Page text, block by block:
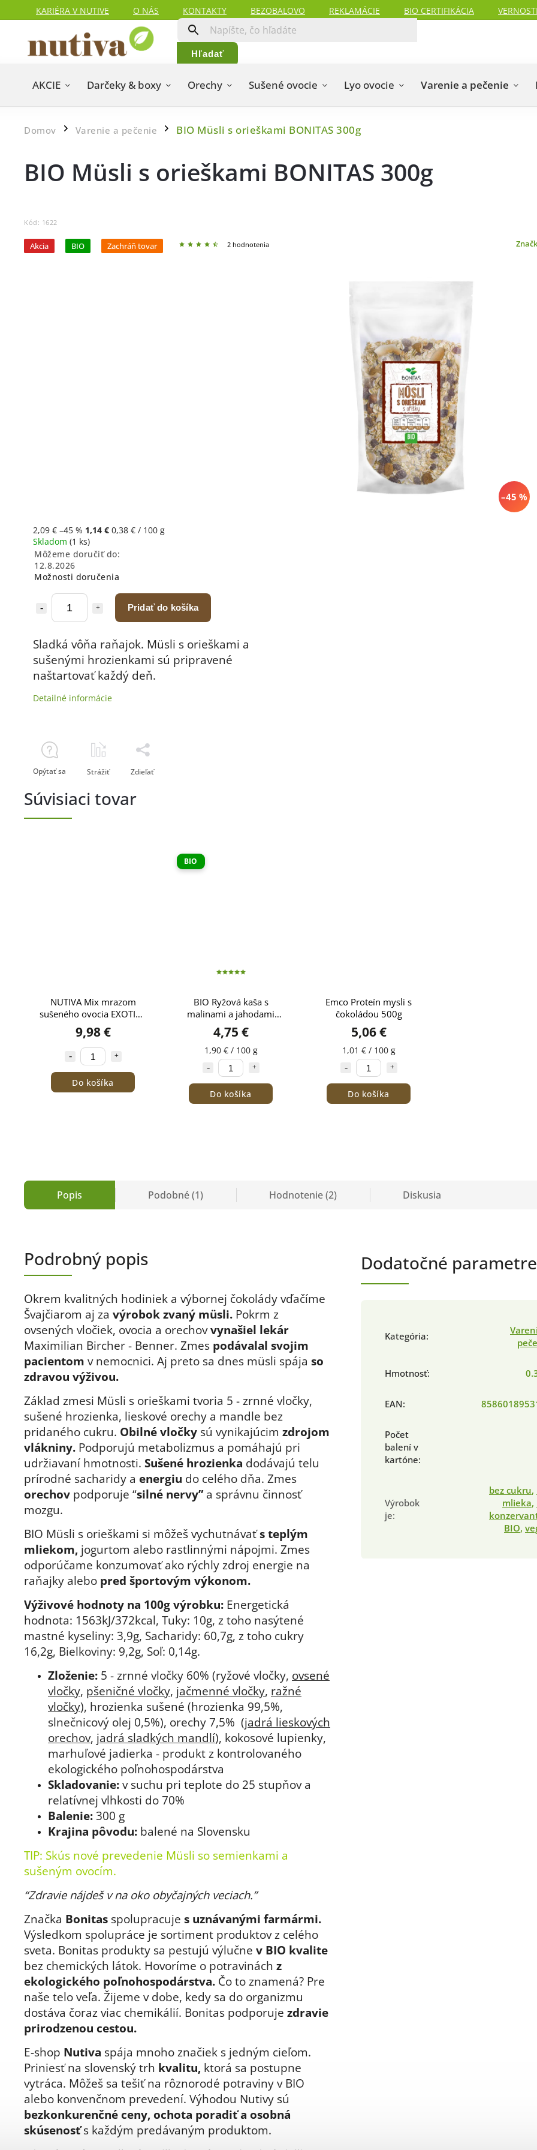
KARIÉRA V NUTIVE O NÁS KONTAKTY BEZOBALOVO REKLAMÁCIE BIO CERTIFIKÁCIA
HODNOTENIA ZÁKAZNÍKOV
MAPA SERVERU
Hľadať
AKCIE Darčeky & boxy Orechy Sušené ovocie Lyo ovocie Varenie a pečenie
Domov / Varenie a pečenie / BIO Müsli s orieškami BONITAS 300g
BIO Müsli s orieškami BONITAS 300g
Kód: 1622
Akcia BIO Zachráň tovar 2 hodnotenia
–45 %
2,09 € –45 % 1,14 € 0,38 € / 100 g
Skladom (1 ks)
Môžeme doručiť do:
12.8.2026
Možnosti doručenia
Pridať do košíka
Sladká vôňa raňajok. Müsli s orieškami a
sušenými hrozienkami sú pripravené
naštartovať každý deň.
Detailné informácie
Opýtať sa Strážiť Zdieľať
Súvisiaci tovar
NUTIVA Mix mrazom
sušeného ovocia EXOTIKA
100g
9,98 €
Do košíka
BIO
BIO Ryžová kaša s
malinami a jahodami
BONITAS 250g
4,75 €
1,90 € / 100 g
Do košíka
Emco Proteín mysli s
čokoládou 500g
5,06 €
1,01 € / 100 g
Do košíka
Popis Podobné (1) Hodnotenie (2) Diskusia
Podrobný popis
Okrem kvalitných hodiniek a výbornej čokolády vďačíme
Švajčiarom aj za výrobok zvaný müsli. Pokrm z
ovsených vločiek, ovocia a orechovvynašiel lekár
Maximilian Bircher - Benner. Zmes podávalal svojim
pacientom v nemocnici. Aj preto sa dnes müsli spája so
zdravou výživou.
Základ zmesi Müsli s orieškami tvoria 5 - zrnné vločky,
sušené hrozienka, lieskové orechy a mandle bez
pridaného cukru. Obilné vločky sú vynikajúcim zdrojom
vlákniny. Podporujú metabolizmus a pomáhajú pri
udržiavaní hmotnosti. Sušené hrozienka dodávajú telu
prírodné sacharidy a energiu do celého dňa. Zmes
orechov podporuje “silné nervy”a správnu činnosť
mozgu.
BIO Müsli s orieškami si môžeš vychutnávaťs teplým
mliekom, jogurtom alebo rastlinnými nápojmi. Zmes
odporúčame konzumovať ako rýchly zdroj energie na
raňajky alebo pred športovým výkonom.
Výživové hodnoty na 100g výrobku: Energetická
hodnota: 1563kJ/372kcal, Tuky: 10g, z toho nasýtené
mastné kyseliny: 3,9g, Sacharidy: 60,7g, z toho cukry
16,2g, Bielkoviny: 9,2g, Soľ: 0,14g.
Zloženie: 5 - zrnné vločky 60% (ryžové vločky, ovsené
vločky, pšeničné vločky, jačmenné vločky, ražné
vločky), hrozienka sušené (hrozienka 99,5%,
slnečnicový olej 0,5%), orechy 7,5% (jadrá lieskových
orechov, jadrá sladkých mandlí), kokosové lupienky,
marhuľové jadierka - produkt z kontrolovaného
ekologického poľnohospodárstva
Skladovanie: v suchu pri teplote do 25 stupňov a
relatívnej vlhkosti do 70%
Balenie: 300 g
Krajina pôvodu: balené na Slovensku
TIP: Skús nové prevedenie Müsli so semienkami a
sušeným ovocím.
“Zdravie nájdeš v na oko obyčajných veciach.”
Značka Bonitas spolupracuje s uznávanými farmármi.
Výsledkom spolupráce je sortiment produktov z celého
sveta. Bonitas produkty sa pestujú výlučne v BIO kvalite
bez chemických látok. Hovoríme o potravinách z
ekologického poľnohospodárstva. Čo to znamená? Pre
naše telo veľa. Žijeme v dobe, kedy sa do organizmu
dostáva čoraz viac chemikálií. Bonitas podporuje zdravie
prirodzenou cestou.
E-shop Nutiva spája mnoho značiek s jedným cieľom.
Priniesť na slovenský trh kvalitu, ktorá sa postupne
vytráca. Môžeš sa tešiť na rôznorodé potraviny v BIO
alebo konvenčnom prevedení. Výhodou Nutivy sú
bezkonkurenčné ceny, ochota poradiť a osobná
skúsenosťs každým predávaným produktom.
Dodatočné parametre
Kategória:
Hmotnosť:
EAN:
Počet
balení v
kartóne:
Výrobok
je:
bez cukru,
mlieka,
BIO,